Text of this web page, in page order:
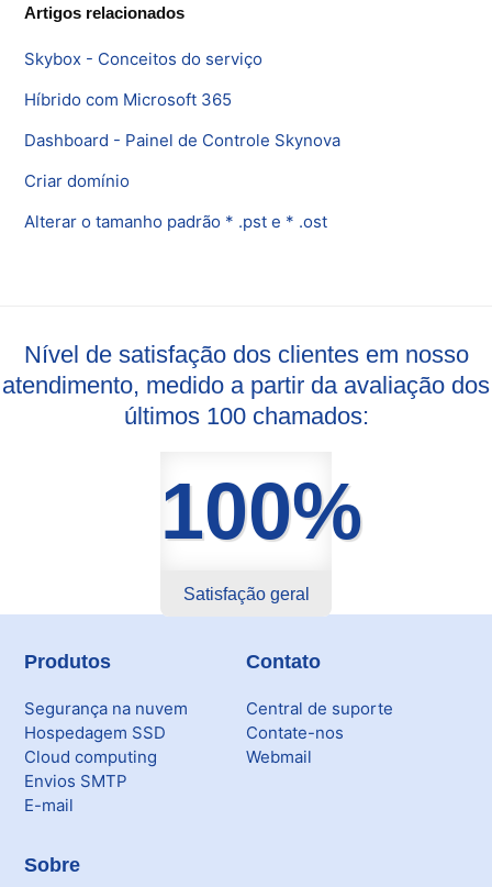
Artigos relacionados
Skybox - Conceitos do serviço
Híbrido com Microsoft 365
Dashboard - Painel de Controle Skynova
Criar domínio
Alterar o tamanho padrão * .pst e * .ost
Nível de satisfação dos clientes em nosso
atendimento, medido a partir da avaliação dos
últimos 100 chamados:
100%
Satisfação geral
Produtos
Segurança na nuvem
Hospedagem SSD
Cloud computing
Envios SMTP
E-mail
Contato
Central de suporte
Contate-nos
Webmail
Sobre